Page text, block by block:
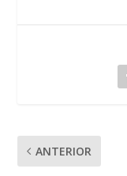
ANTERIOR